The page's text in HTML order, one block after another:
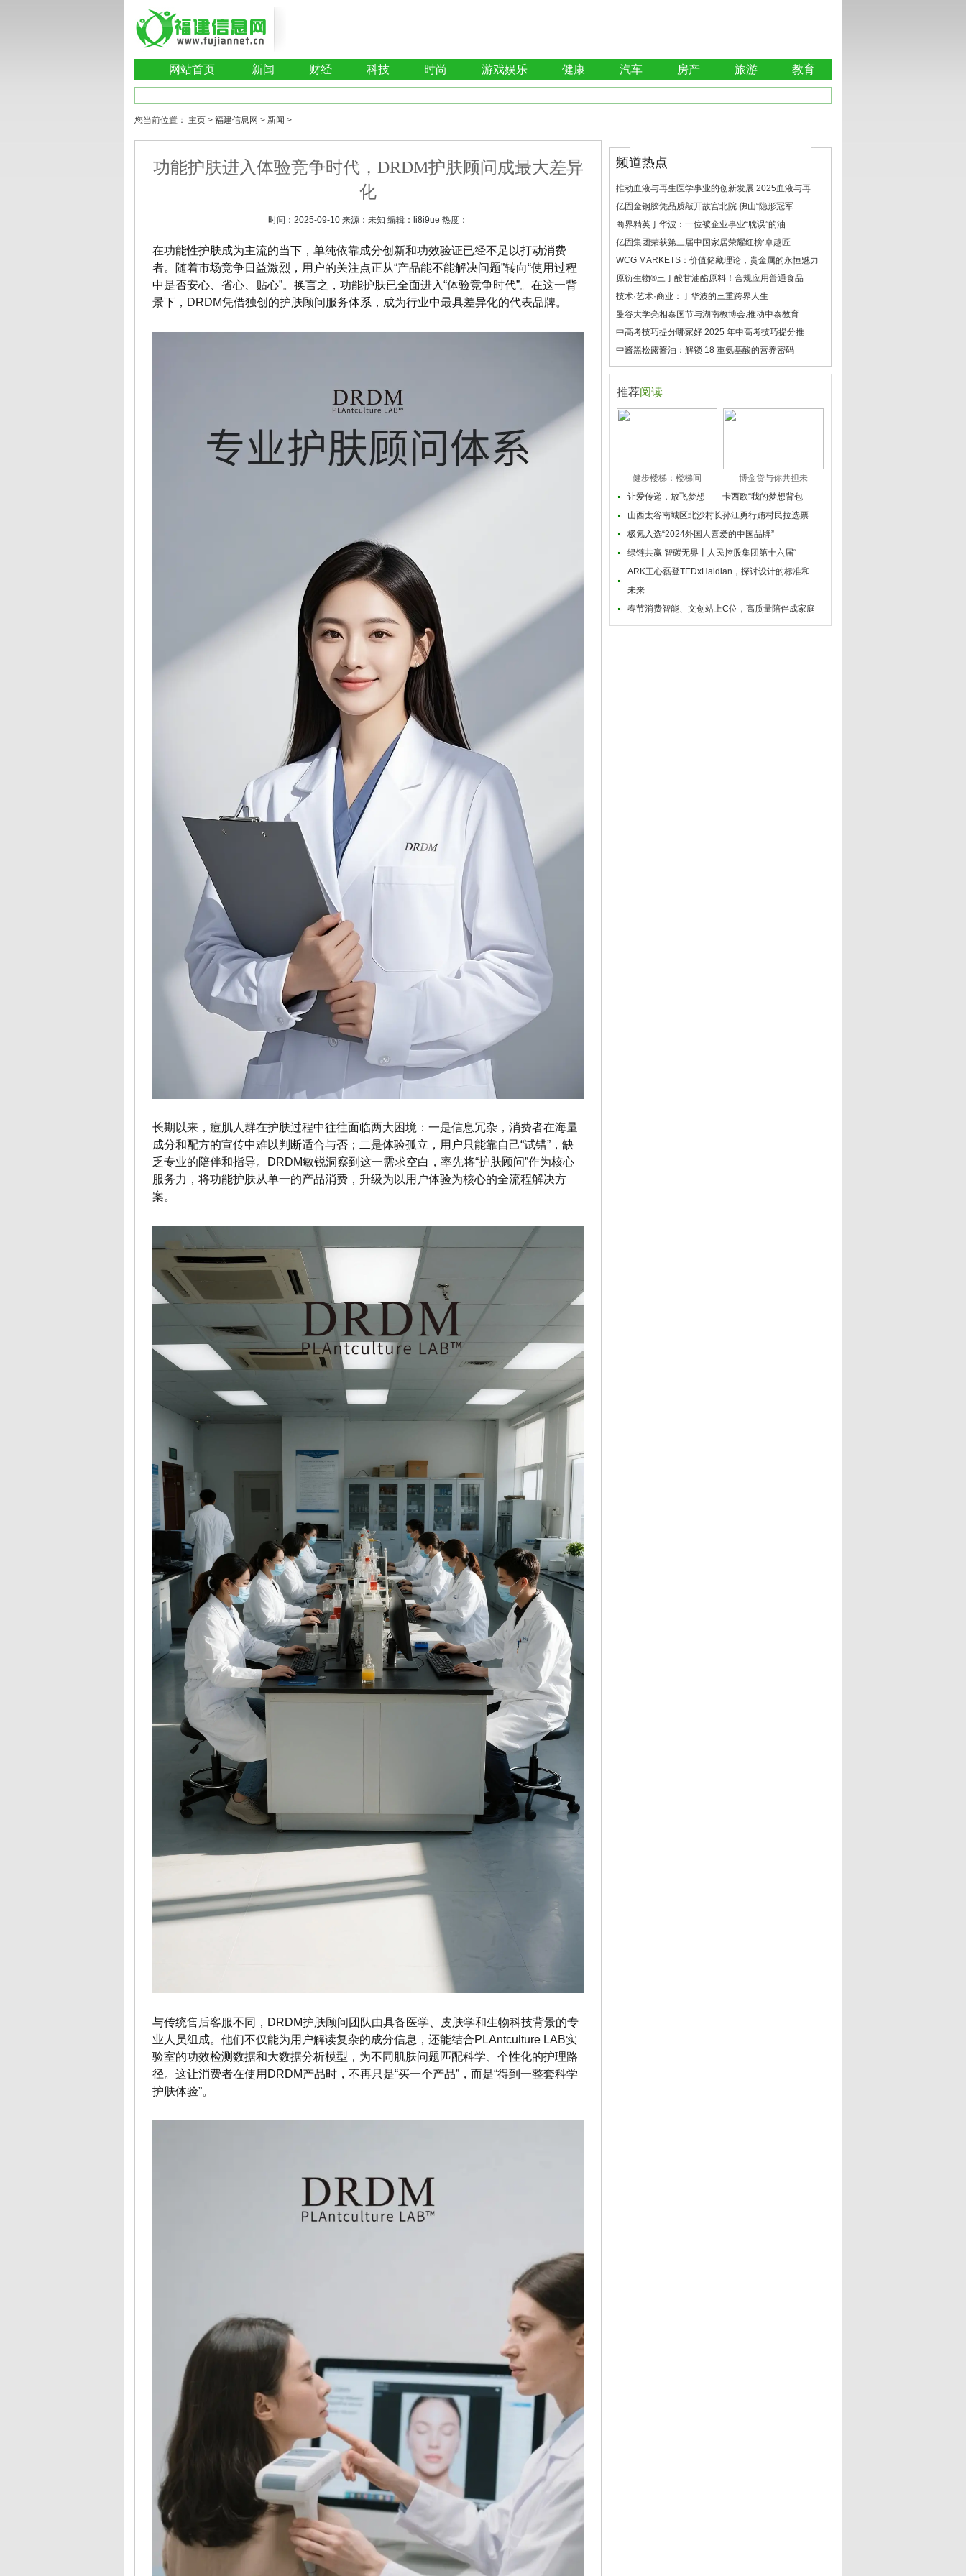
网站首页 新闻 财经 科技 时尚 游戏娱乐 健康 汽车 房产 旅游 教育
您当前位置： 主页 > 福建信息网 > 新闻 >
功能护肤进入体验竞争时代，DRDM护肤顾问成最大差异
化
时间： 2025-09-10 来源： 未知 编辑： li8i9ue 热度：
在功能性护肤成为主流的当下，单纯依靠成分创新和功效验证已经不足以打动消费
者。随着市场竞争日益激烈，用户的关注点正从“产品能不能解决问题”转向“使用过程
中是否安心、省心、贴心”。换言之，功能护肤已全面进入“体验竞争时代”。在这一背
景下，DRDM凭借独创的护肤顾问服务体系，成为行业中最具差异化的代表品牌。
长期以来，痘肌人群在护肤过程中往往面临两大困境：一是信息冗杂，消费者在海量
成分和配方的宣传中难以判断适合与否；二是体验孤立，用户只能靠自己“试错”，缺
乏专业的陪伴和指导。DRDM敏锐洞察到这一需求空白，率先将“护肤顾问”作为核心
服务力，将功能护肤从单一的产品消费，升级为以用户体验为核心的全流程解决方
案。
与传统售后客服不同，DRDM护肤顾问团队由具备医学、皮肤学和生物科技背景的专
业人员组成。他们不仅能为用户解读复杂的成分信息，还能结合PLAntculture LAB实
验室的功效检测数据和大数据分析模型，为不同肌肤问题匹配科学、个性化的护理路
径。这让消费者在使用DRDM产品时，不再只是“买一个产品”，而是“得到一整套科学
护肤体验”。
频道热点
推动血液与再生医学事业的创新发展 2025血液与再
亿固金钢胶凭品质敲开故宫北院 佛山“隐形冠军
商界精英丁华波：一位被企业事业“耽误”的油
亿固集团荣获第三届中国家居荣耀红榜‘卓越匠
WCG MARKETS：价值储藏理论，贵金属的永恒魅力
原衍生物®三丁酸甘油酯原料！合规应用普通食品
技术·艺术·商业：丁华波的三重跨界人生
曼谷大学亮相泰国节与湖南教博会,推动中泰教育
中高考技巧提分哪家好 2025 年中高考技巧提分推
中酱黑松露酱油：解锁 18 重氨基酸的营养密码
推荐阅读
健步楼梯：楼梯间
博金贷与你共担未
让爱传递，放飞梦想——卡西欧“我的梦想背包
山西太谷南城区北沙村长孙江勇行贿村民拉选票
极氪入选“2024外国人喜爱的中国品牌”
绿链共赢 智碳无界丨人民控股集团第十六届“
ARK王心磊登TEDxHaidian，探讨设计的标准和
未来
春节消费智能、文创站上C位，高质量陪伴成家庭